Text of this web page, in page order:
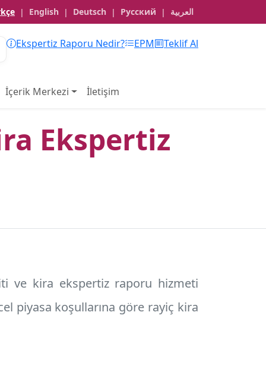
| English | Deutsch | Русский | العربية
Ekspertiz Raporu Nedir? EPM Teklif Al
İçerik Merkezi İletişim
Ekspertiz
ve kira ekspertiz raporu hizmeti
piyasa koşullarına göre rayiç kira